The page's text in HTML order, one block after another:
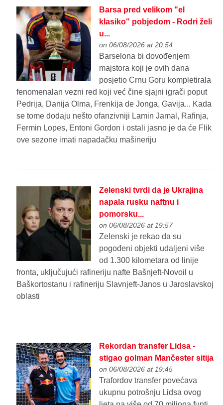
Barsa pred velikom "el
klasiko" pobjedom - Rodri želi
u...
on 06/08/2026 at 20:54
Barselona bi dovođenjem
majstora koji je ovih dana
posjetio Crnu Goru kompletirala
fenomenalan vezni red koji već čine sjajni igrači poput
Pedrija, Danija Olma, Frenkija de Jonga, Gavija... Kada
se tome dodaju nešto ofanzivniji Lamin Jamal, Rafinja,
Fermin Lopes, Entoni Gordon i ostali jasno je da će Flik
ove sezone imati napadačku mašineriju
Zelenski tvrdi da je Ukrajina
napala rusku naftnu i
pomorsku...
on 06/08/2026 at 19:57
Zelenski je rekao da su
pogođeni objekti udaljeni više
od 1.300 kilometara od linije
fronta, uključujući rafineriju nafte Bašnjeft-Novoil u
Baškortostanu i rafineriju Slavnjeft-Janos u Jaroslavskoj
oblasti
Rekordan transfer Lidsa -
stigao golman Mančester sitija
on 06/08/2026 at 19:45
Trafordov transfer povećava
ukupnu potrošnju Lidsa ovog